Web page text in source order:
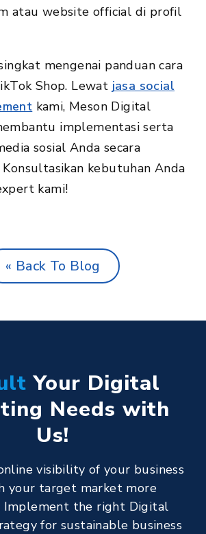
atau website official di profil
mengenai panduan cara
Shop. Lewat jasa social
kami, Meson Digital
implementasi serta
sosial Anda secara
kebutuhan Anda
kami!
« Back To Blog
Your Digital
Needs with
Us!
visibility of your business
your target market more
Implement the right Digital
for sustainable business